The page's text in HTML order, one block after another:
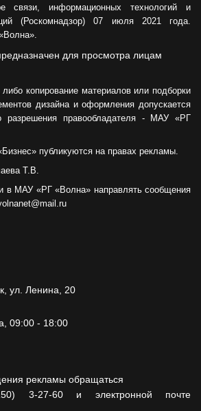
связи, информационных технологий и
(Роскомнадзор) 07 июля 2021 года.
для просмотра лицам
копирование материалов или подборки
дизайна и оформления допускается
разрешения правообладателя - МАУ «РГ
публикуются на правах рекламы.
Т.В.
в МАУ «РГ «Волна» направлять сообщения
ул. Ленина, 20
09:00 - 18:00
рекламы обращаться
3-27-60 и электронной почте